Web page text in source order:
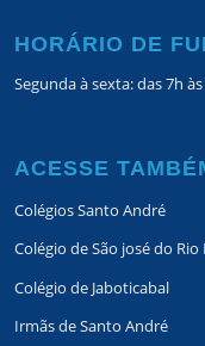
HORÁRIO DE
Segunda à sexta: das 7h
ACESSE
Colégios Santo André
Colégio de São josé do Rio
Colégio de Jaboticabal
Irmãs de Santo André